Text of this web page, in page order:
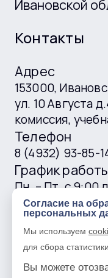
Ивановской
Контакты
Адрес
153000,
ул. 10 Августа
комиссия,
Телефон
8 (4932) 93-85-
График
Пн. – Пт. с 9:00
выходные
E-mail
ivgtk@mail.ru
Согласие на
персональных
Мы используем
для сбора статистики.
Вы можете